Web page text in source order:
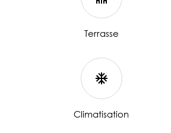
Terrasse
Climatisation